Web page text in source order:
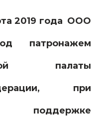
2019 года ООО
патронажем
палаты
при
поддержке